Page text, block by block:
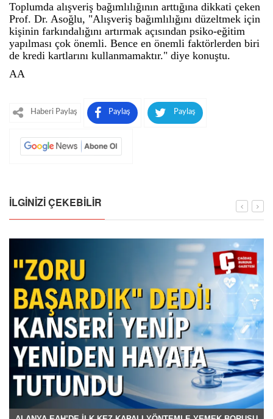
Toplumda alışveriş bağımlılığının arttığına dikkati çeken
Prof. Dr. Asoğlu, "Alışveriş bağımlılığını düzeltmek için
kişinin farkındalığını artırmak açısından psiko-eğitim
yapılması çok önemli. Bence en önemli faktörlerden biri
de kredi kartlarını kullanmamaktır." diye konuştu.
AA
Haberi Paylaş Paylaş Paylaş
İLGINIZI ÇEKEBILIR